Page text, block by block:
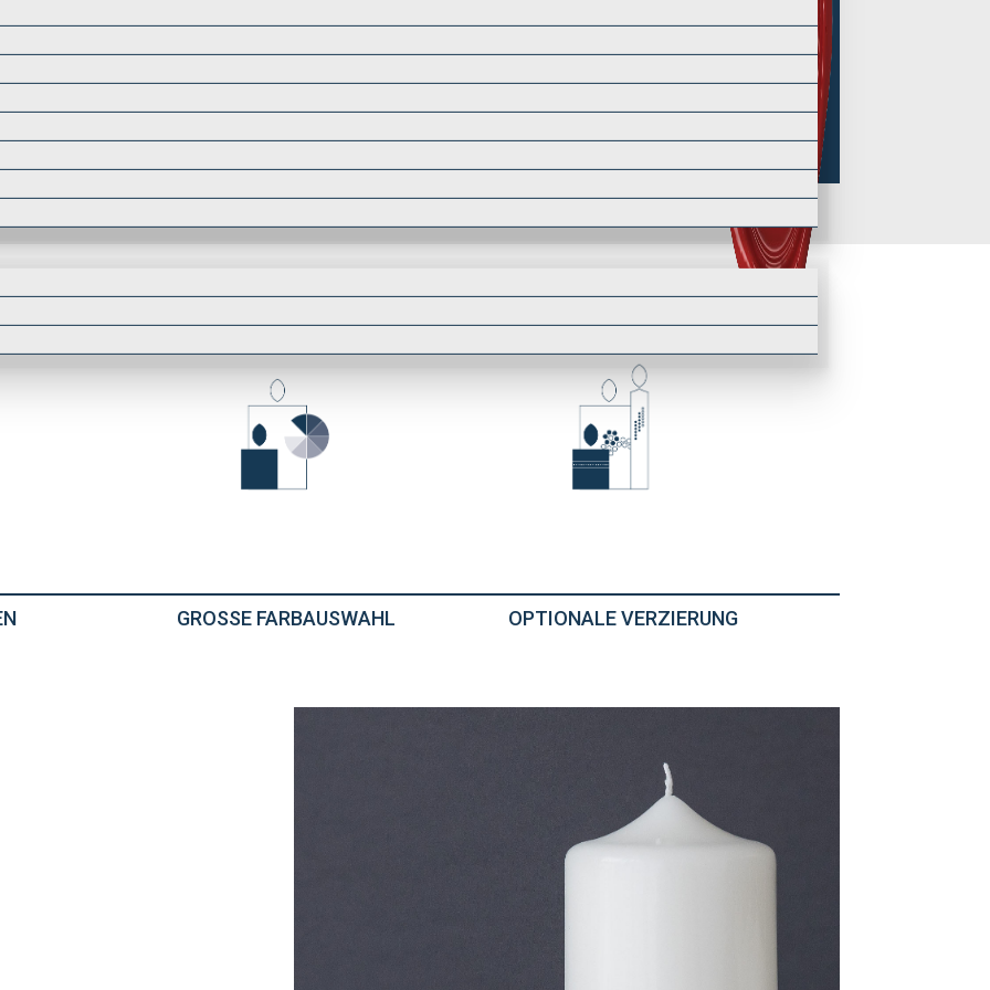
und bedruckte Kerzen. Gerne gestalten wir
Wir setzen Ihre Ideen auch als
hochwertigen Rohmaterialien und mit
Katalog Kirchenkerzen
GROSSE FARBAUSWAHL OPTIONALE VERZIERUNG